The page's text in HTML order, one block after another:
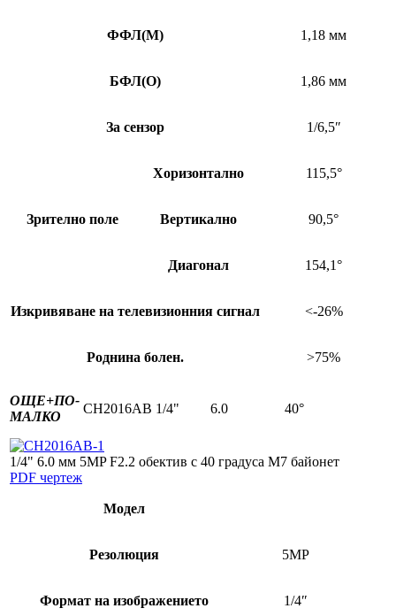
ФФЛ(M) 1,18 мм
БФЛ(O) 1,86 мм
За сензор 1/6,5″
Зрително поле
Хоризонтално 115,5°
Вертикално 90,5°
Диагонал 154,1°
Изкривяване на телевизионния сигнал <-26%
Роднина болен. >75%
ОЩЕ+ПО-
МАЛКО
CH2016AB 1/4" 6.0 40°
1/4" 6.0 мм 5MP F2.2 обектив с 40 градуса M7 байонет
PDF чертеж
Модел
Резолюция 5MP
Формат на изображението 1/4″